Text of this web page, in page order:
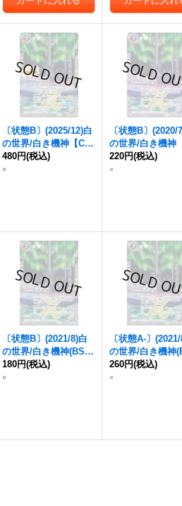
〔状態B〕(2025/12)白
の世界/白き機神 【C
P】{BS73-TCP04a/B
S73-TCP04b}《白》
480円(税込)
×
〔状態B〕(2020/
の世界/白き機神
醒X】{BS52-
S52-TX02b}《白》
220円(税込)
×
〔状態B〕(2021/8)白
の世界/白き機神(BSC
38収録)【転醒X】{BS
52-TX02a/BS52-TX02
180円(税込)
×
〔状態A-〕
の世界/白き機神
38収録)【転醒X】
52-TX02a/BS52-
260円(税込)
×